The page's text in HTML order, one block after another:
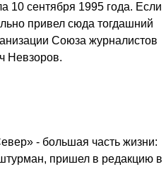
10 сентября 1995 года. Если
привел сюда тогдашний
Союза журналистов
Невзоров.
- большая часть жизни:
пришел в редакцию в